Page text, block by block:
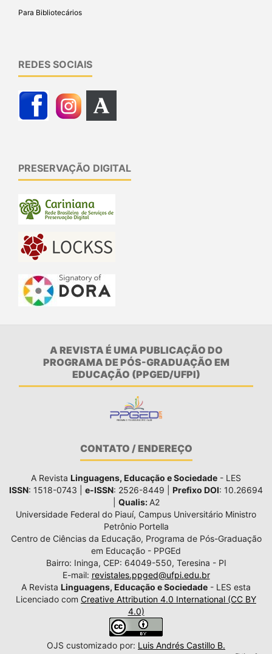
Para Bibliotecários
REDES SOCIAIS
PRESERVAÇÃO DIGITAL
A REVISTA É UMA PUBLICAÇÃO DO
PROGRAMA DE PÓS-GRADUAÇÃO EM
EDUCAÇÃO (PPGED/UFPI)
CONTATO / ENDEREÇO
A Revista Linguagens, Educação e Sociedade - LES
ISSN: 1518-0743 | e-ISSN: 2526-8449 | Prefixo DOI: 10.26694
Qualis: A2
Universidade Federal do Piauí, Campus Universitário Ministro
Petrônio Portella
Centro de Ciências da Educação, Programa de Pós-Graduação
em Educação - PPGEd
Bairro: Ininga, CEP: 64049-550, Teresina - PI
E-mail: revistales.ppged@ufpi.edu.br
A Revista Linguagens, Educação e Sociedade - LES esta
Licenciado com Creative Attribution 4.0 International (CC BY
4.0)
OJS customizado por: Luis Andrés Castillo B.